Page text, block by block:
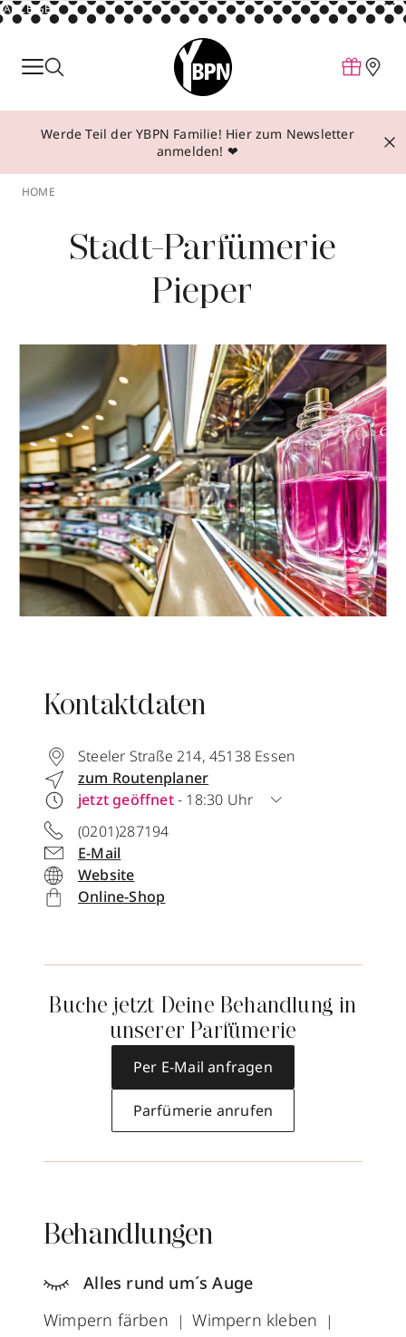
ANZEIGE
Parfum
Make-up
Behandlungen
Über YBPN
Werde Teil der YBPN Familie! Hier zum Newsletter
anmelden! ❤
HOME
Stadt-Parfümerie
Pieper
Kontaktdaten
Steeler Straße 214,45138 Essen
zum Routenplaner
jetzt geöffnet- 18:30 Uhr
(0201)287194
E-Mail
Website
Online-Shop
Buche jetzt Deine Behandlung in
unserer Parfümerie
Per E-Mail anfragen
Parfümerie anrufen
Behandlungen
Alles rund um´s Auge
Wimpern färben
Wimpern kleben